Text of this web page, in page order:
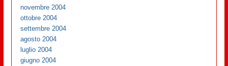
novembre 2004
ottobre 2004
settembre 2004
agosto 2004
luglio 2004
giugno 2004